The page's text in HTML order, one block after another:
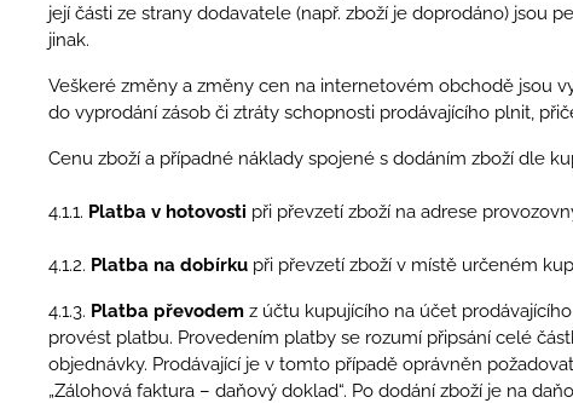
její části ze strany dodavatele (např. zboží je doprodáno)
jinak.
Veškeré změny a změny cen na internetovém obchodě jsou
do vyprodání zásob či ztráty schopnosti prodávajícího plnit,
Cenu zboží a případné náklady spojené s dodáním zboží dle
4.1.1. Platba v hotovosti při převzetí zboží na adrese
4.1.2. Platba na dobírku při převzetí zboží v místě určeném
4.1.3. Platba převodem z účtu kupujícího na účet
provést platbu. Provedením platby se rozumí připsání celé
objednávky. Prodávající je v tomto případě oprávněn
„Zálohová faktura – daňový doklad“. Po dodání zboží je na